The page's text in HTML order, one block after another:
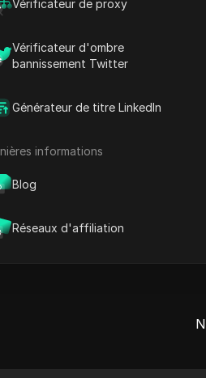
Vérificateur de proxy
Vérificateur d'ombre
bannissement Twitter
Générateur de titre LinkedIn
informations
Blog
Réseaux d'affiliation
conviviale, une
que des performances
simplifiée
automatisée des comptes
Comment